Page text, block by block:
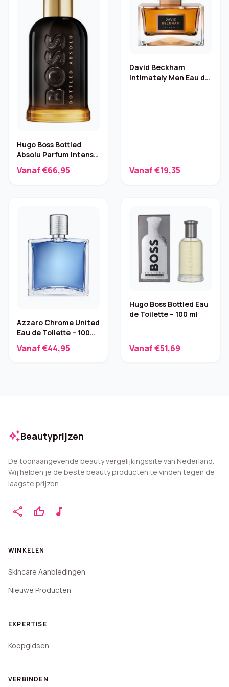
Hugo Boss Bottled
Absolu Parfum Intense
– 50 ml
Vanaf €66,95
David Beckham
Intimately Men Eau de
Vanaf €19,35
Azzaro Chrome United
Eau de Toilette – 100
Vanaf €44,95
Hugo Boss Bottled Eau
de Toilette – 100 ml
Vanaf €51,69
auto_awesomeBeautyprijzen
De toonaangevende beauty vergelijkingssite van Nederland.
Wij helpen je de beste beauty producten te vinden tegen de
laagste prijzen.
share thumb_up music_note
WINKELEN
Skincare Aanbiedingen
Nieuwe Producten
EXPERTISE
Koopgidsen
VERBINDEN